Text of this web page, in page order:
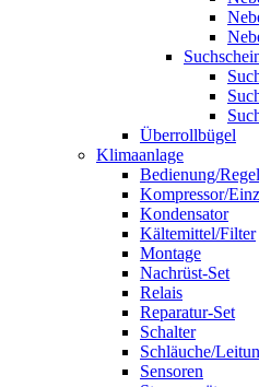
Überrollbügel
Klimaanlage
Bedienung/
Kompressor/
Kondensator
Kältemittel/Filter
Montage
Nachrüst-Set
Relais
Reparatur-Set
Schalter
Schläuche/
Sensoren